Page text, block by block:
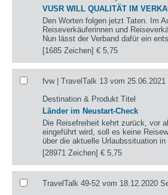
VUSR WILL QUALITÄT IM
Den Worten folgen jetzt Taten. Im
Reiseverkäuferinnen und
Nun lässt der Verband dafür ein
[1685 Zeichen]€ 5,75
fvw | TravelTalk 13 vom
Destination & Produkt Titel
Länder im Neustart-Check
Die Reisefreiheit kehrt zurück, vor
eingeführt wird, soll es keine
über die aktuelle Urlaubssituation in
[28971 Zeichen]€ 5,75
TravelTalk 49-52 vom 18.12.2020